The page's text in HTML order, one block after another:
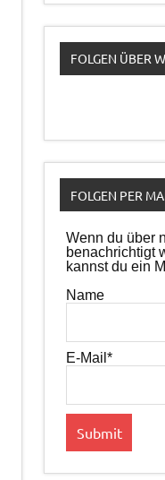
FOLGEN ÜBER
FOLGEN PER
Wenn du über
benachrichtigt
kannst du ein
Name
E-Mail*